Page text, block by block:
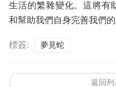
生活的繁雜變化。這將有
和幫助我們自身完善我們的
標簽: 夢見蛇
返回列